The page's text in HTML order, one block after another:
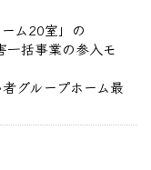
ム20室」の
括事業の参入モ
グループホーム最